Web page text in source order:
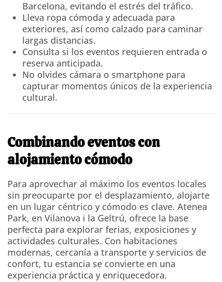
Barcelona, evitando el estrés del tráfico.
Lleva ropa cómoda y adecuada para
exteriores, así como calzado para caminar
largas distancias.
Consulta si los eventos requieren entrada o
reserva anticipada.
No olvides cámara o smartphone para
capturar momentos únicos de la experiencia
cultural.
Combinando eventos con
alojamiento cómodo
Para aprovechar al máximo los eventos locales
sin preocuparte por el desplazamiento, alojarte
en un lugar céntrico y cómodo es clave. Atenea
Park, en Vilanova i la Geltrú, ofrece la base
perfecta para explorar ferias, exposiciones y
actividades culturales. Con habitaciones
modernas, cercanía a transporte y servicios de
confort, tu estancia se convierte en una
experiencia práctica y enriquecedora.